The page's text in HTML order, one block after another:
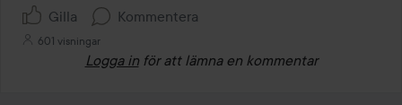
Gilla Kommentera
601 visningar
Logga in för att lämna en kommentar